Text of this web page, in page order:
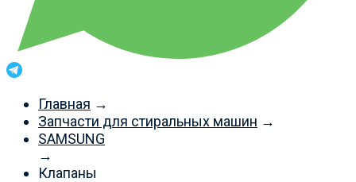
Главная →
Запчасти для стиральных машин →
SAMSUNG
→
Клапаны